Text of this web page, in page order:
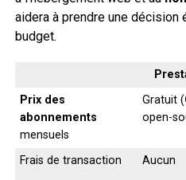
aidera à prendre une
budget.
Prix des
abonnements
mensuels
Gratuit (
open-
Frais de transaction Aucun